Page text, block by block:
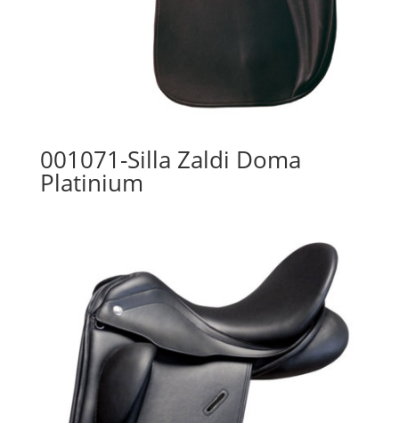
001071-Silla Zaldi Doma
Platinium